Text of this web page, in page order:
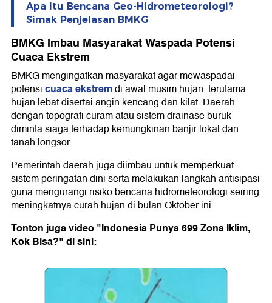
Apa Itu Bencana Geo-Hidrometeorologi?
Simak Penjelasan BMKG
BMKG Imbau Masyarakat Waspada Potensi
Cuaca Ekstrem
BMKG mengingatkan masyarakat agar mewaspadai
potensicuaca ekstremdi awal musim hujan, terutama
hujan lebat disertai angin kencang dan kilat. Daerah
dengan topografi curam atau sistem drainase buruk
diminta siaga terhadap kemungkinan banjir lokal dan
tanah longsor.
Pemerintah daerah juga diimbau untuk memperkuat
sistem peringatan dini serta melakukan langkah antisipasi
guna mengurangi risiko bencana hidrometeorologi seiring
meningkatnya curah hujan di bulan Oktober ini.
Tonton juga video "Indonesia Punya 699 Zona Iklim,
Kok Bisa?" di sini: